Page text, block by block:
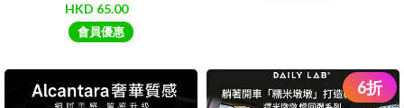
HKD 65.00
會員優惠
6折